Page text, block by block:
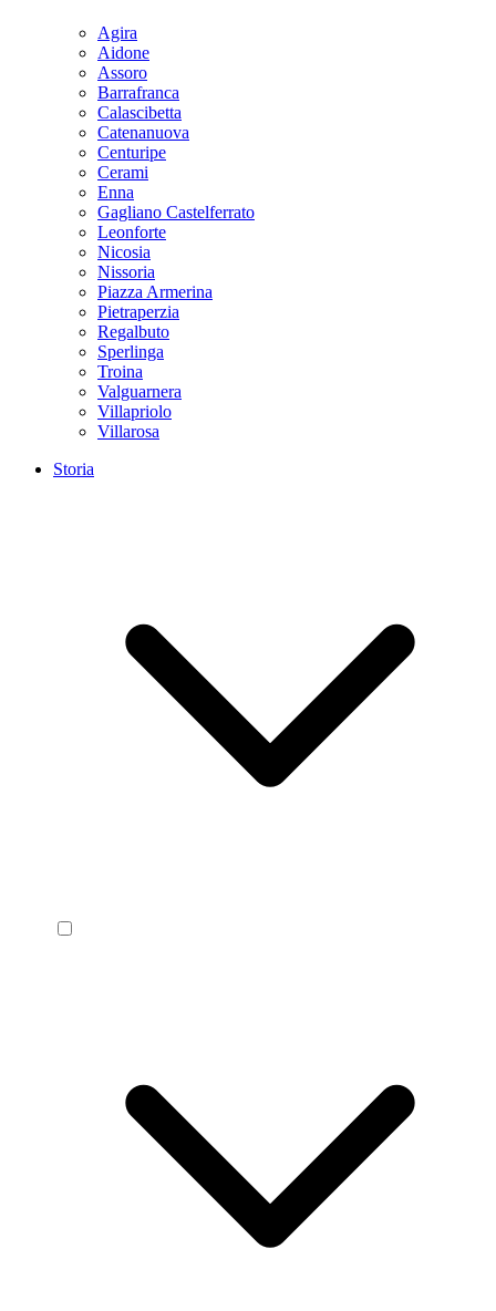
Agira
Aidone
Assoro
Barrafranca
Calascibetta
Catenanuova
Centuripe
Cerami
Enna
Gagliano Castelferrato
Leonforte
Nicosia
Nissoria
Piazza Armerina
Pietraperzia
Regalbuto
Sperlinga
Troina
Valguarnera
Villapriolo
Villarosa
Storia